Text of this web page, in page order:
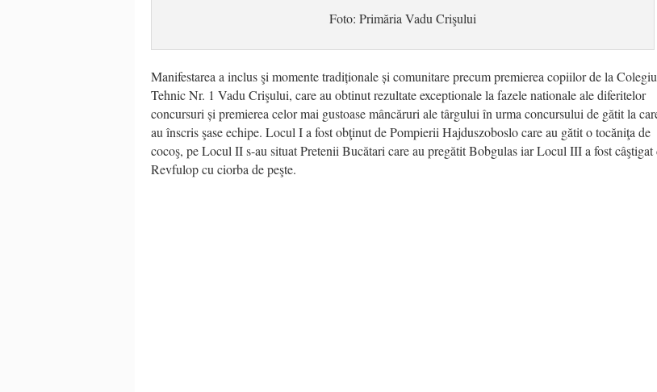
Foto: Primăria Vadu Crişului
Manifestarea a inclus şi momente tradiționaleși comunitare precum premierea copiilor de la
Tehnic Nr. 1 Vadu Crişului, care au obtinut rezultate exceptionale la fazele nationale ale diferitelor
concursuri și premierea celor mai gustoase mâncăruri ale târgului în urma concursului de gătit la
au înscris şase echipe. Locul I a fost obţinut de Pompierii Hajduszoboslo care au gătit o tocăniţa de
cocoş, pe Locul II s-au situat Pretenii Bucătari care au pregătit Bobgulas iar Locul III a fost câştigat
Revfulop cu ciorba de peşte.